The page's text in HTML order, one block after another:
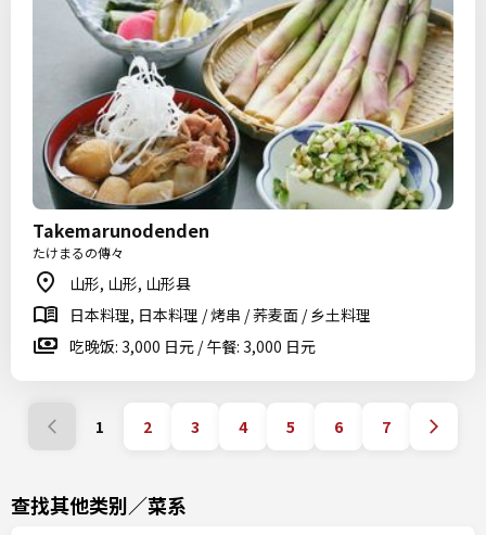
Takemarunodenden
たけまるの傳々
山形, 山形, 山形县
日本料理, 日本料理 / 烤串 / 荞麦面 / 乡土料理
吃晚饭: 3,000 日元 / 午餐: 3,000 日元
1 2 3 4 5 6 7
查找其他类别／菜系